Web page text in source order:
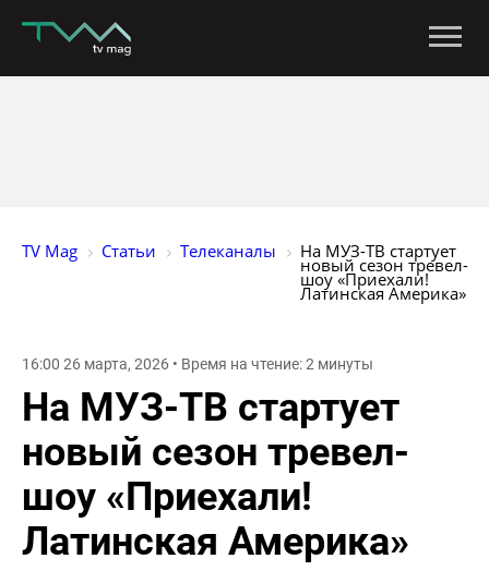
TV Mag Статьи Телеканалы На МУЗ-ТВ стартует
новый сезон тревел-
шоу «Приехали!
Латинская Америка»
16:00 26 марта, 2026 • Время на чтение: 2 минуты
На МУЗ-ТВ стартует
новый сезон тревел-
шоу «Приехали!
Латинская Америка»